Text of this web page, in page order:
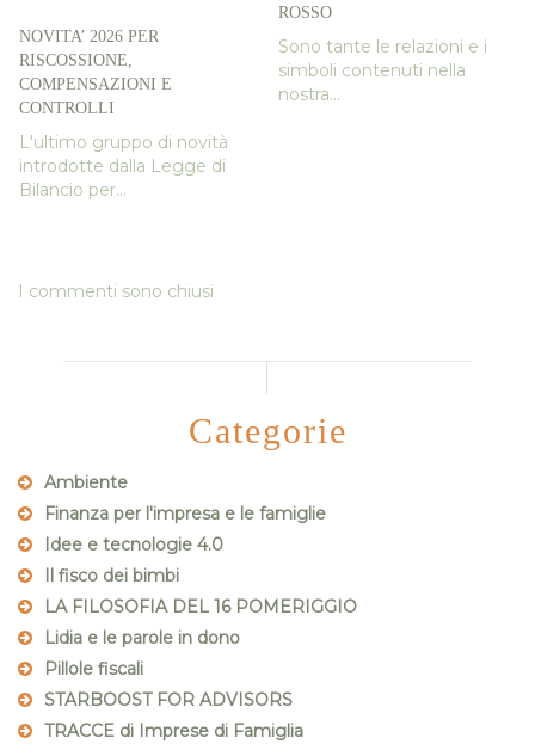
NOVITA’ 2026 PER
RISCOSSIONE,
COMPENSAZIONI E
CONTROLLI
L'ultimo gruppo di novità
introdotte dalla Legge di
Bilancio per...
ROSSO
Sono tante le relazioni e i
simboli contenuti nella
nostra...
I commenti sono chiusi
Categorie
Ambiente
Finanza per l'impresa e le famiglie
Idee e tecnologie 4.0
Il fisco dei bimbi
LA FILOSOFIA DEL 16 POMERIGGIO
Lidia e le parole in dono
Pillole fiscali
STARBOOST FOR ADVISORS
TRACCE di Imprese di Famiglia